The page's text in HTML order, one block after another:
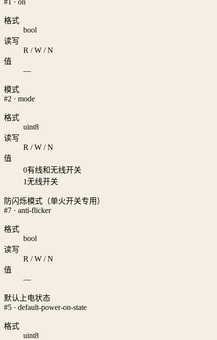
格式
bool
读写
R / W / N
值
—
模式
#2 · mode
格式
uint8
读写
R / W / N
值
0有线和无线开关
1无线开关
防闪烁模式（单火开关专用）
#7 · anti-flicker
格式
bool
读写
R / W / N
值
—
默认上电状态
#5 · default-power-on-state
格式
uint8